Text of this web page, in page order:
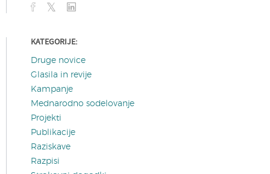
KATEGORIJE:
Druge novice
Glasila in revije
Kampanje
Mednarodno sodelovanje
Projekti
Publikacije
Raziskave
Razpisi